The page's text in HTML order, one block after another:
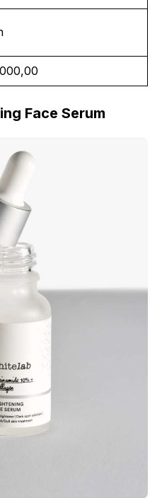
Face Serum